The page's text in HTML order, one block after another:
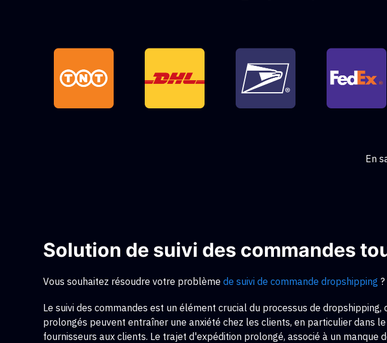
En
Solution de suivi des commandes
Vous souhaitez résoudre votre problème de suivi de commande dropshipping
Le suivi des commandes est un élément crucial du processus de
prolongés peuvent entraîner une anxiété chez les clients, en particulier dans
fournisseurs aux clients. Le trajet d'expédition prolongé, associé à un